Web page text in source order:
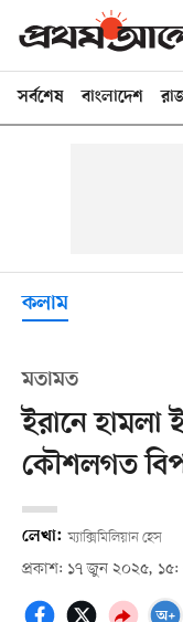
সর্বশেষ বাংলাদেশ
কলাম
মতামত
ইরানে হামলা
কৌশলগত
লেখা: ম্যাক্সিমিলিয়ান হেস
প্রকাশ: ১৭ জুন ২০২৫, ১৫: